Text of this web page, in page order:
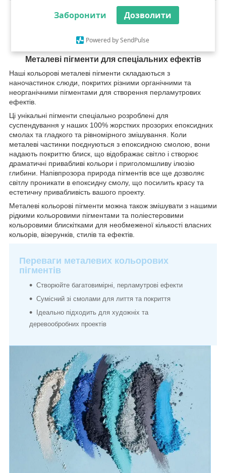
Заборонити Дозволити
Powered by SendPulse
Барвники металевого кольору
зробити ваш проект унікальним!
Металеві пігменти для спеціальних ефектів
Наші кольорові металеві пігменти складаються з
наночастинок слюди, покритих різними органічними та
неорганічними пігментами для створення перламутрових
ефектів.
Ці унікальні пігменти спеціально розроблені для
суспендування у наших 100% жорстких прозорих епоксидних
смолах та гладкого та рівномірного змішування. Коли
металеві частинки поєднуються з епоксидною смолою, вони
надають покриттю блиск, що відображає світло і створює
драматичні привабливі кольори і приголомшливу ілюзію
глибини. Напівпрозора природа пігментів все ще дозволяє
світлу проникати в епоксидну смолу, що посилить красу та
естетичну привабливість вашого проекту.
Металеві кольорові пігменти можна також змішувати з нашими
рідкими кольоровими пігментами та поліестеровими
кольоровими блискітками для необмеженої кількості власних
кольорів, візерунків, стилів та ефектів.
Переваги металевих кольорових
пігментів
Створюйте багатовимірні, перламутрові ефекти
Сумісний зі смолами для лиття та покриття
Ідеально підходить для художніх та
деревообробних проектів